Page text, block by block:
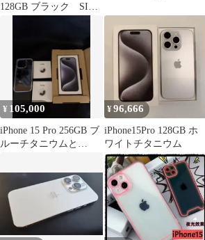
128GB ブラック SIM
¥ 105,000
iPhone 15 Pro 256GB ブ
ルーチタニウムと
¥96,666
iPhone15Pro 128GB ホ
ワイトチタニウム